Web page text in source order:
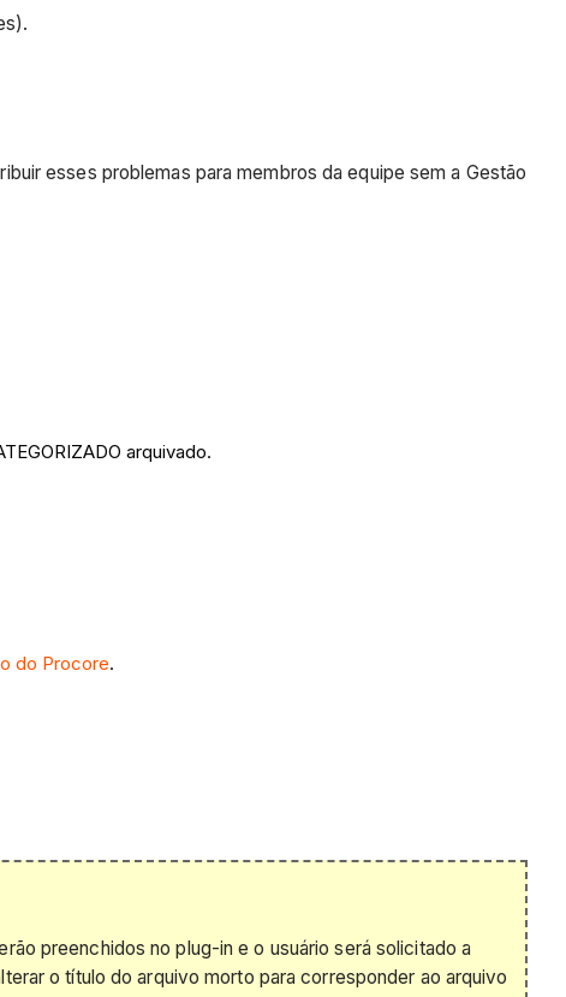
esses problemas para membros da equipe sem a Gestão
arquivado.
do Procore.
preenchidos no plug-in e o usuário será solicitado a
o título do arquivo morto para corresponder ao arquivo